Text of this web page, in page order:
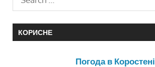
КОРИСНЕ
Погода в Коростені